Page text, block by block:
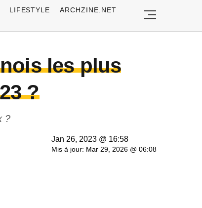
LIFESTYLE ARCHZINE.NET
les plus
?
?
Jan 26, 2023 @ 16:58
Mis à jour: Mar 29, 2026 @ 06:08